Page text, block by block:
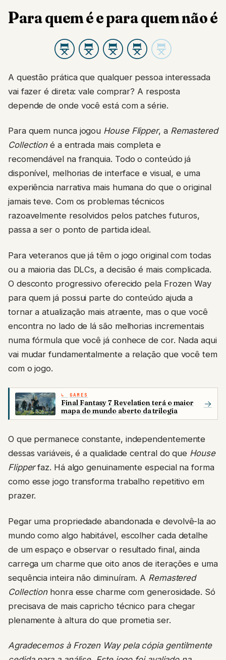
Para quem é e para quem não é
A questão prática que qualquer pessoa interessada
vai fazer é direta: vale comprar? A resposta
depende de onde você está com a série.
Para quem nunca jogou House Flipper, a Remastered
Collectioné a entrada mais completa e
recomendável na franquia. Todo o conteúdo já
disponível, melhorias de interface e visual, e uma
experiência narrativa mais humana do que o original
jamais teve. Com os problemas técnicos
razoavelmente resolvidos pelos patches futuros,
passa a ser o ponto de partida ideal.
Para veteranos que já têm o jogo original com todas
ou a maioria das DLCs, a decisão é mais complicada.
O desconto progressivo oferecido pela Frozen Way
para quem já possui parte do conteúdo ajuda a
tornar a atualização mais atraente, mas o que você
encontra no lado de lá são melhorias incrementais
numa fórmula que você já conhece de cor. Nada aqui
vai mudar fundamentalmente a relação que você tem
com o jogo.
GAMES
Final Fantasy 7 Revelation terá o maior
mapa do mundo aberto da trilogia
→
O que permanece constante, independentemente
dessas variáveis, é a qualidade central do que House
Flipperfaz. Há algo genuinamente especial na forma
como esse jogo transforma trabalho repetitivo em
prazer.
Pegar uma propriedade abandonada e devolvê-la ao
mundo como algo habitável, escolher cada detalhe
de um espaço e observar o resultado final, ainda
carrega um charme que oito anos de iterações e uma
sequência inteira não diminuíram. A Remastered
Collectionhonra esse charme com generosidade. Só
precisava de mais capricho técnico para chegar
plenamente à altura do que prometia ser.
Agradecemos à Frozen Way pela cópia gentilmente